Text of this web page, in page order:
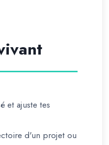
et ajuste tes
d'un projet ou